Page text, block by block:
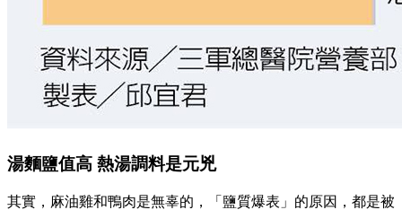
湯麵鹽值高 熱湯調料是元兇
其實，麻油雞和鴨肉是無辜的，「鹽質爆表」的原因，都是被